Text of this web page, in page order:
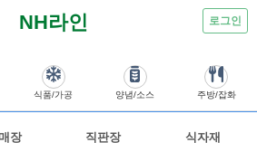
NH라인 로그인
식품/가공 양념/소스 주방/잡화
장 직판장 식자재